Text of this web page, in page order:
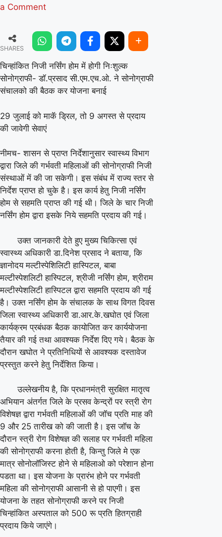
a Commenton
निजी
नर्सिंग
होम
में
होगी
निःशुल्क
सोनोग्राफी-
सी.एम.एच.ओ.
ने
सोनोग्राफी
संचालको
की
कर
योजना
बनाई
SHARES
चिन्हांकित निजी नर्सिंग होम में होगी निःशुल्क
सोनोग्राफी- डॉ.प्रसाद सी.एम.एच.ओ. ने सोनोग्राफी
संचालको की बैठक कर योजना बनाई
29 जुलाई को माकॅ ड्रिल, तो 9 अगस्त से प्रदाय
की जावेगी सेवाएं
नीमच- शासन से प्राप्त निर्देशानुसार स्वास्थ्य विभाग
द्वारा जिले की गर्भवती महिलाओं की सोनोग्राफी निजी
संस्थाओं में की जा सकेगी। इस संबंध में राज्य स्तर से
निर्देश प्राप्त हो चुके है। इस कार्य हेतु निजी नर्सिंग
होम से सहमति प्राप्त की गई थी। जिले के चार निजी
नर्सिंग होम द्वारा इसके निये सहमति प्रदाय की गई।
उक्त जानकारी देते हुए मुख्य चिकित्सा एवं
स्वास्थ्य अधिकारी डा.दिनेश प्रसाद ने बताया, कि
ज्ञानोदय मल्टीस्पेशिलिटी हास्पिटल, बाबा
मल्टीस्पेशलिटी हास्पिटल, श्रीजी नर्सिंग होम, श्रीराम
मल्टीस्पेशलिटी हास्पिटल द्वारा सहमति प्रदाय की गई
है। उक्त नर्सिंग होम के संचालक के साथ विगत दिवस
जिला स्वास्थ्य अधिकारी डा.आर.के.खघोत एवं जिला
कार्यक्रम प्रबंधक बैठक कायोजित कर कार्ययोजना
तैयार की गई तथा आवश्यक निर्देश दिए गये। बैठक के
दौरान खघोत ने प्रतिनिधि‍यों से आवश्यक दस्तावेज
प्रस्तुत करने हेतु निर्देशित किया।
उल्लेखनीय है, कि प्रधानमंत्री सुरक्षित मातृत्व
अभियान अंतर्गत जिले के प्रसव केन्द्रों पर स्त्री रोग
विशेषज्ञ द्वारा गर्भवती महिलाओं की जॉच प्रति माह की
9 और 25 तारीख को की जाती है। इस जॉच के
दौरान स्त्री रोग विशेषज्ञ की सलाह पर गर्भवती महिला
की सोनोग्राफी करना होती है, किन्तु जिले मे एक
मात्र सोनोलॉजिस्ट होने से महिलाओ को परेशान होना
पडता था। इस योजना के प्रारंभ होने पर गर्भवती
महिला की सोनोग्राफी आसानी से हो पाएगी। इस
योजना के तहत सोनोग्राफी करने पर निजी
चिन्हांकित अस्पताल को 500 रू प्रति हितग्राही
प्रदाय किये जाएंगे।